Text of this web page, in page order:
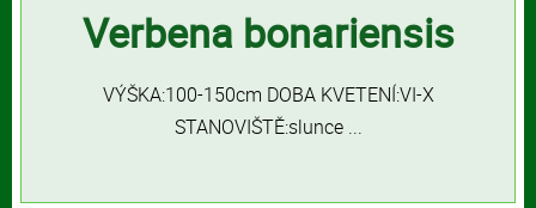
Verbena bonariensis
VÝŠKA:100-150cm DOBA KVETENÍ:VI-X
STANOVIŠTĚ:slunce ...